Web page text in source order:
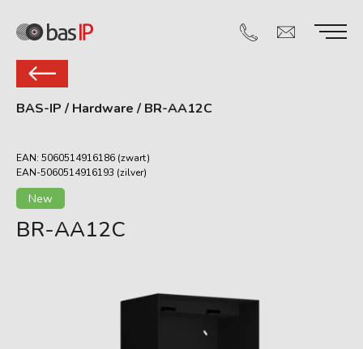
BAS-IP / Hardware / BR-AA12C
EAN: 5060514916186 (zwart)
EAN-5060514916193 (zilver)
New
BR-AA12C